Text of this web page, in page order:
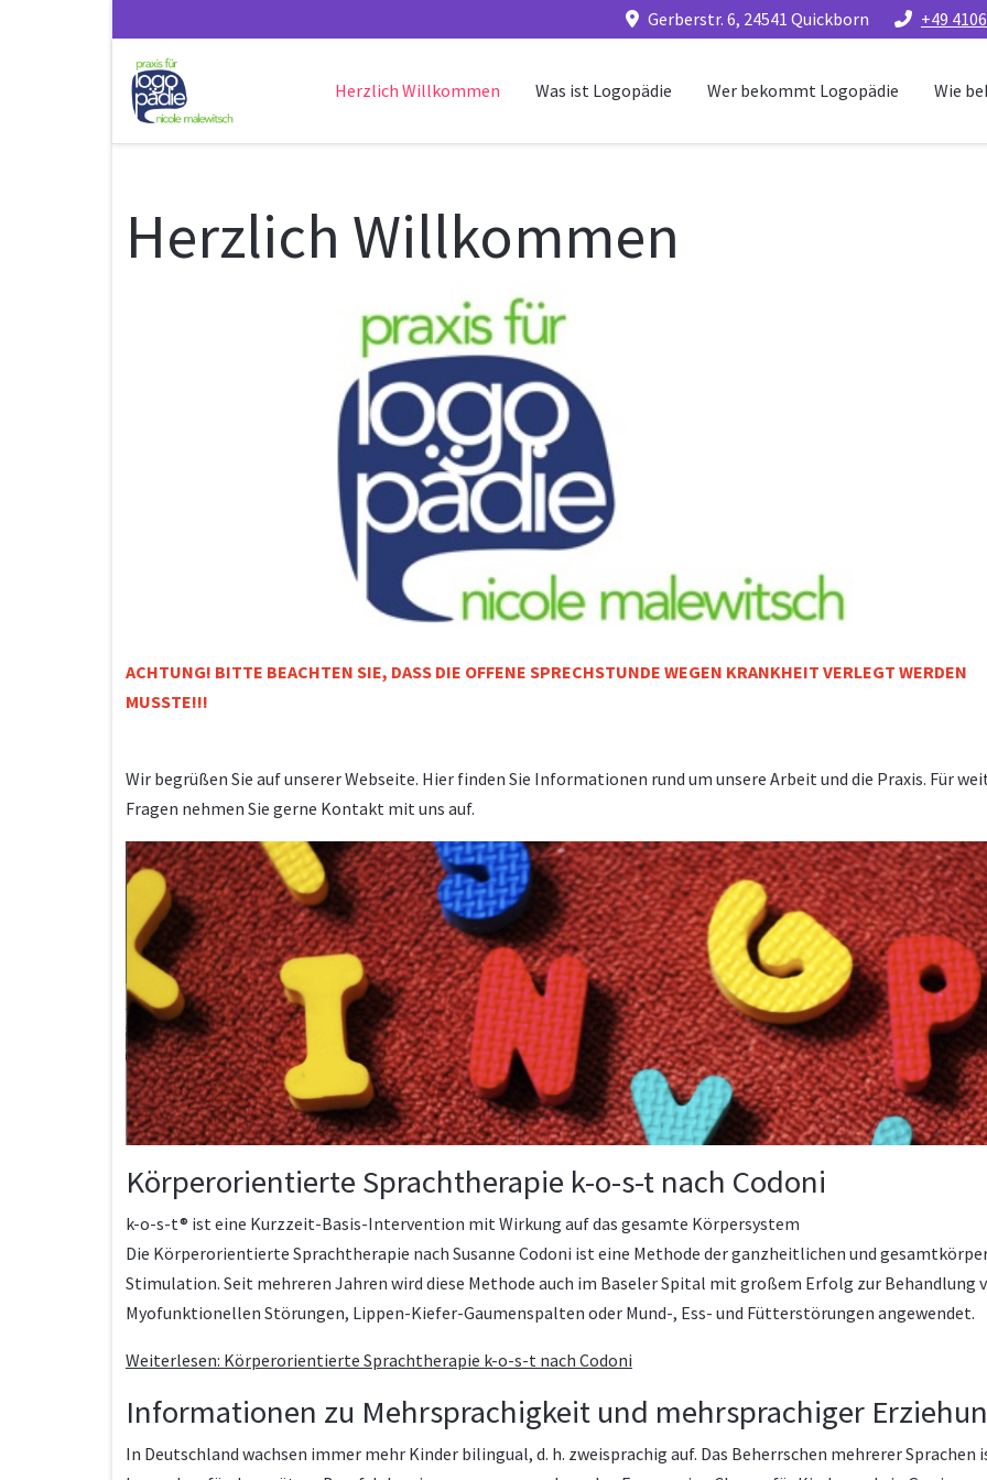
Gerberstr. 6, 24541 Quickborn +49
Herzlich Willkommen Was ist Logopädie Wer bekommt Logopädie Wie
Herzlich Willkommen
ACHTUNG! BITTE BEACHTEN SIE, DASS DIE OFFENE SPRECHSTUNDE WEGEN KRANKHEIT VERLEGT WERDEN
MUSSTE!!!
Wir begrüßen Sie auf unserer Webseite. Hier finden Sie Informationen rund um unsere Arbeit und die Praxis. Für
Fragen nehmen Sie gerne Kontakt mit uns auf.
Körperorientierte Sprachtherapie k-o-s-t nach Codoni
k-o-s-t® ist eine Kurzzeit-Basis-Intervention mit Wirkung auf das gesamte Körpersystem
Die Körperorientierte Sprachtherapie nach Susanne Codoni ist eine Methode der ganzheitlichen und
Stimulation. Seit mehreren Jahren wird diese Methode auch im Baseler Spital mit großem Erfolg zur Behandlung
Myofunktionellen Störungen, Lippen-Kiefer-Gaumenspalten oder Mund-, Ess- und Fütterstörungen angewendet.
Weiterlesen: Körperorientierte Sprachtherapie k-o-s-t nach Codoni
Informationen zu Mehrsprachigkeit und mehrsprachiger
In Deutschland wachsen immer mehr Kinder bilingual, d. h. zweisprachig auf. Das Beherrschen mehrerer Sprachen